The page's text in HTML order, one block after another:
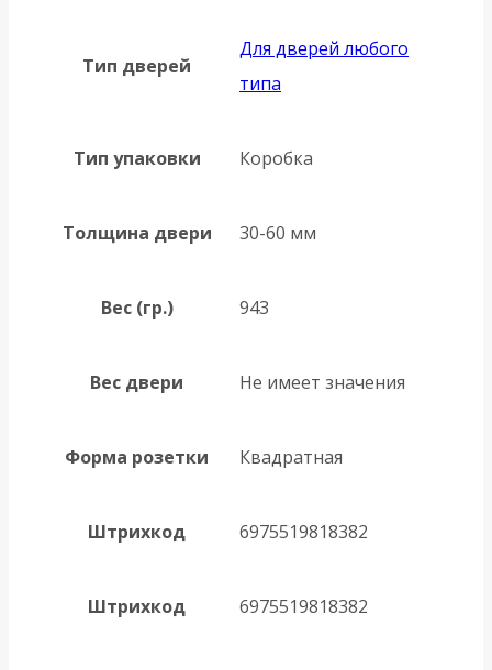
Тип дверей
Для дверей любого
типа
Тип упаковки Коробка
Толщина двери 30-60 мм
Вес (гр.) 943
Вес двери Не имеет значения
Форма розетки Квадратная
Штрихкод 6975519818382
Штрихкод 6975519818382